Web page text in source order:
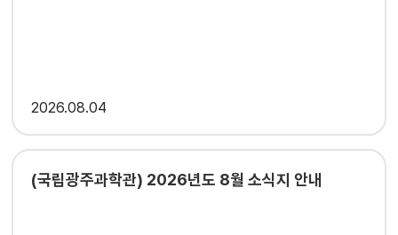
2026 08.04
(국립광주과학관) 2026년도 8월 소식지 안내